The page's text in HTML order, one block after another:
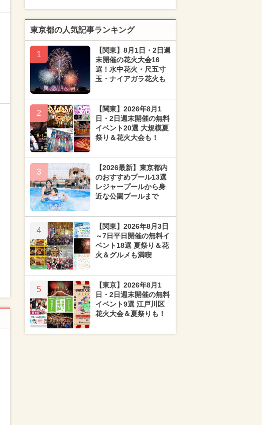
東京都の人気記事ランキング
1
【関東】8月1日・2日週
末開催の花火大会16
選！水中花火・尺五寸
玉・ナイアガラ花火も
2
【関東】2026年8月1
日・2日週末開催の無料
イベント20選 大規模夏
祭り＆花火大会も！
3
【2026最新】東京都内
のおすすめプール13選
レジャープールから身
近な公園プールまで
4
【関東】2026年8月3日
～7日平日開催の無料イ
ベント18選 夏祭り＆花
火＆グルメも満喫
5
【東京】2026年8月1
日・2日週末開催の無料
イベント9選 江戸川区
花火大会＆夏祭りも！